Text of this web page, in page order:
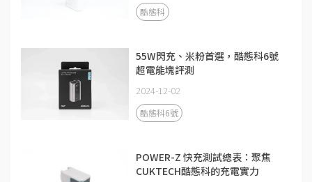
酷態科
55W閃充、米粉首選，酷態科6號
超電能塊評測
2024-12-02
酷態科6號
POWER-Z 快充測試總表：聚焦
CUKTECH酷態科的充電實力